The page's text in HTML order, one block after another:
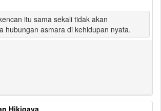
itu sama sekali tidak akan
hubungan asmara di kehidupan nyata.